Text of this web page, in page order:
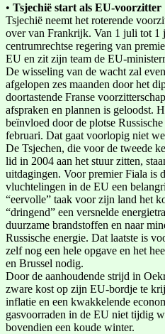
• Tsjechië start als EU-voorzitter
Tsjechië neemt het roterende
over van Frankrijk. Van 1 juli tot 1
centrumrechtse regering van
EU en zit zijn team de EU-
De wisseling van de wacht zal
afgelopen zes maanden door het
doortastende Franse
afspraken en plannen is geloodst.
beïnvloed door de plotse
februari. Dat gaat voorlopig niet
De Tsjechen, die voor de tweede
lid in 2004 aan het stuur zitten,
uitdagingen. Voor premier Fiala is
vluchtelingen in de EU een
“eervolle” taak voor zijn land het
“dringend” een versnelde
duurzame brandstoffen en naar
Russische energie. Dat laatste is
zelf nog een hele opgave en het
en Brussel nodig.
Door de aanhoudende strijd in
zware kost op zijn EU-bordje te
inflatie en een kwakkelende
gasvoorraden in de EU niet tijdig
bovendien een koude winter.